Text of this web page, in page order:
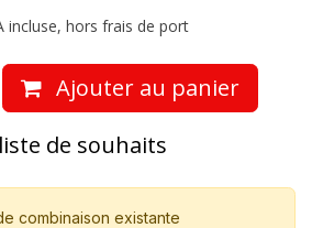
incluse, hors frais de port
Ajouter au panier
de souhaits
combinaison existante